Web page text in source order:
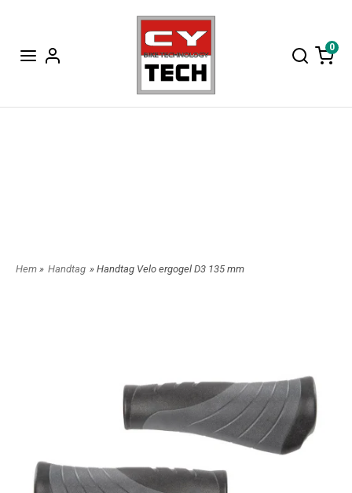
0
Hem » Handtag » Handtag Velo ergogel D3 135 mm